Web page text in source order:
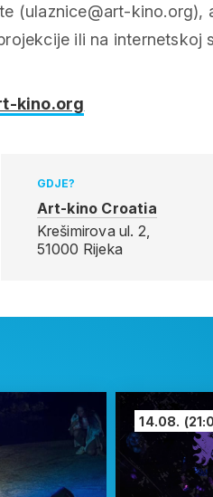
(ulaznice@art-
ili na internetskoj
kino.org
GDJE?
Art-kino Croatia
Krešimirova ul. 2,
51000 Rijeka
14.08.